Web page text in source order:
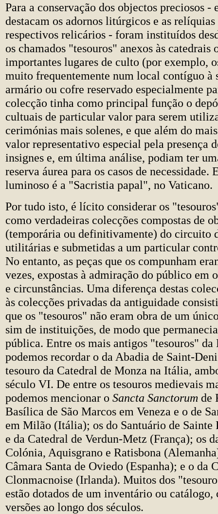
Para a conservação dos objectos preciosos -
destacam os adornos litúrgicos e as relíquias
respectivos relicários - foram instituídos
os chamados "tesouros" anexos às catedrais
importantes lugares de culto (por exemplo,
muito frequentemente num local contíguo à
armário ou cofre reservado especialmente
colecção tinha como principal função o
cultuais de particular valor para serem
cerimónias mais solenes, e que além do
valor representativo especial pela presença
insignes e, em última análise, podiam ter
reserva áurea para os casos de necessidade.
luminoso é a "Sacristia papal", no Vaticano.
Por tudo isto, é lícito considerar os
como verdadeiras colecções compostas de
(temporária ou definitivamente) do circuito
utilitárias e submetidas a um particular
No entanto, as peças que os compunham
vezes, expostas à admiração do público em
e circunstâncias. Uma diferença destas
às colecções privadas da antiguidade
que os "tesouros" não eram obra de um
sim de instituições, de modo que
pública. Entre os mais antigos "tesouros" da
podemos recordar o da Abadia de Saint-
tesouro da Catedral de Monza na Itália,
século VI. De entre os tesouros medievais
podemos mencionar o Sancta Sanctorum de
Basílica de São Marcos em Veneza e o de
em Milão (Itália); os do Santuário de Sainte
e da Catedral de Verdun-Metz (França); os
Colónia, Aquisgrano e Ratisbona
Câmara Santa de Oviedo (Espanha); e o da
Clonmacnoise (Irlanda). Muitos dos
estão dotados de um inventário ou catálogo,
versões ao longo dos séculos.